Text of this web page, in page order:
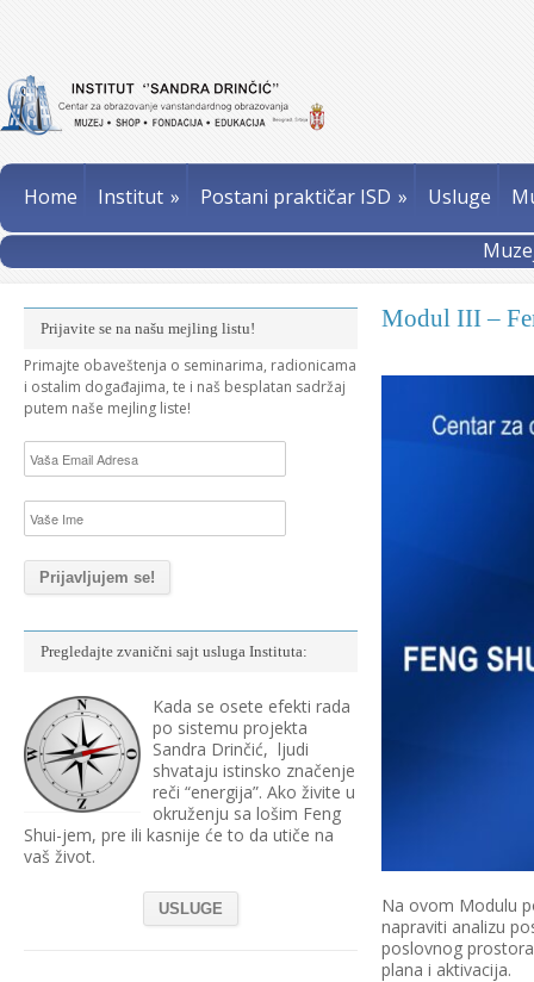
Home Institut » Postani praktičar ISD » Usluge
Modul III –
Na ovom Modulu
napraviti analizu
poslovnog
plana i aktivacija.
Prijavite se na našu mejling listu!
Primajte obaveštenja o seminarima, radionicama
i ostalim događajima, te i naš besplatan sadržaj
putem naše mejling liste!
Pregledajte zvanični sajt usluga Instituta:
Kada se osete efekti rada
po sistemu projekta
Sandra Drinčić, ljudi
shvataju istinsko značenje
reči “energija”. Ako živite u
okruženju sa lošim Feng
Shui-jem, pre ili kasnije će to da utiče na
vaš život.
USLUGE